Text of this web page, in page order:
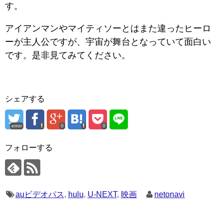
す。
アイアンマンやマイティソーとはまた違ったヒーロ
ーが主人公ですが、宇宙が舞台となっていて面白い
です。是非見てみてください。
シェアする
error 0 0
フォローする
auビデオパス, hulu, U-NEXT, 映画 netonavi